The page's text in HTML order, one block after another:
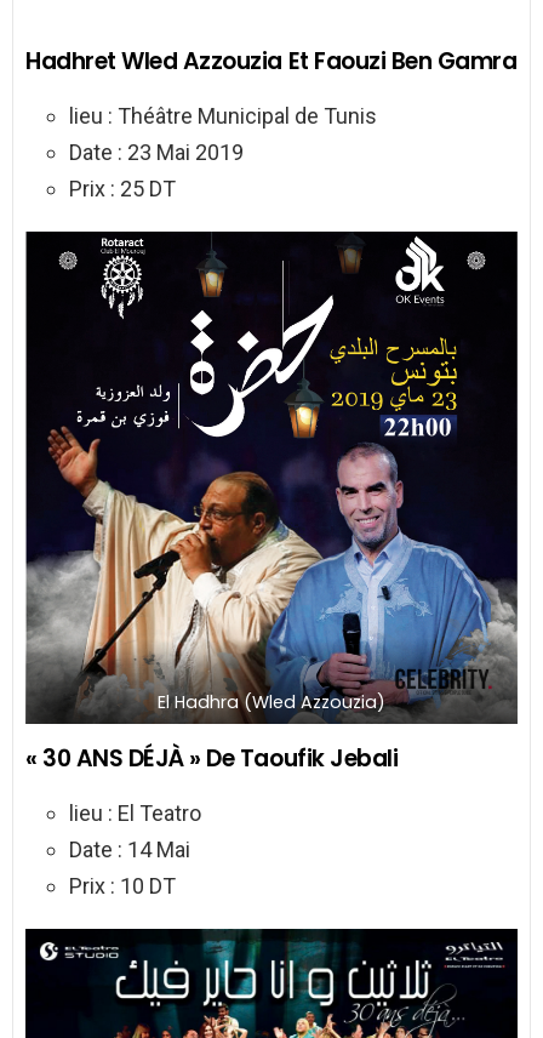
Hadhret Wled Azzouzia Et Faouzi Ben Gamra
lieu : Théâtre Municipal de Tunis
Date : 23 Mai 2019
Prix : 25 DT
El Hadhra (Wled Azzouzia)
« 30 ANS DÉJÀ » De Taoufik Jebali
lieu : El Teatro
Date : 14 Mai
Prix : 10 DT